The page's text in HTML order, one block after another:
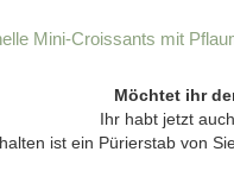
Möchtet ihr
Ihr habt jetzt
ist ein Pürierstab von